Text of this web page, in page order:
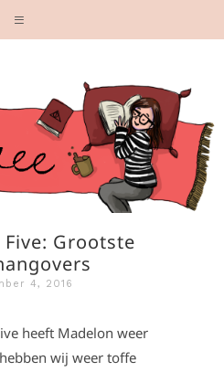
Five: Grootste
4, 2016
heeft Madelon weer
wij weer toffe